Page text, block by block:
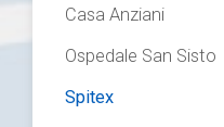
Casa Anziani
Ospedale San Sisto
Spitex